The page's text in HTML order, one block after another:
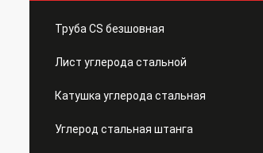
Труба CS безшовная
Лист углерода стальной
Катушка углерода стальная
Углерод стальная штанга